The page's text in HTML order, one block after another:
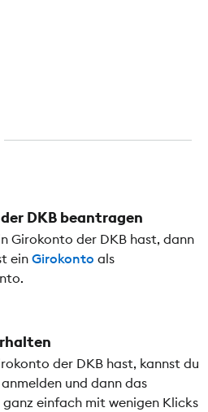
DKB beantragen
Girokonto der DKB hast, dann
ein Girokonto als
der DKB hast, kannst du
und dann das
einfach mit wenigen Klicks